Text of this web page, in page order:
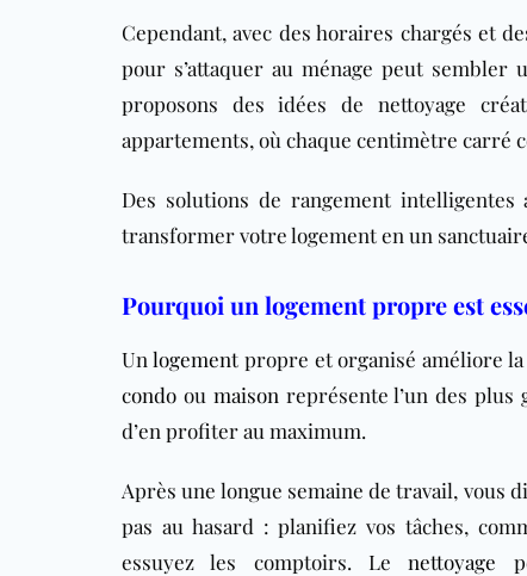
Cependant, avec des horaires chargés et
pour s’attaquer au ménage peut
proposons des idées de nettoyage
appartements, où chaque centimètre carré
Des solutions de rangement
transformer votre logement en un
Pourquoi un logement propre est
Un logementpropre et organisé améliore
condo ou maison représente l’un des
d’en profiter au maximum.
Après une longue semaine de travail, vous
pas au hasard : planifiez vos tâches,
essuyez les comptoirs. Lenettoyage